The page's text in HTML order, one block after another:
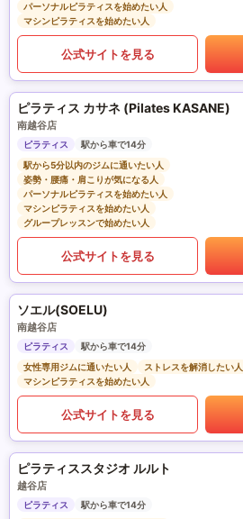
パーソナルピラティスを始めたい人
マシンピラティスを始めたい人
公式サイトを見る
ピラティス カサネ (Pilates KASANE)
南越谷店
ピラティス
駅から車で14分
駅から5分以内のジムに通いたい人
姿勢・腰痛・肩こりが気になる人
パーソナルピラティスを始めたい人
マシンピラティスを始めたい人
グループレッスンで始めたい人
公式サイトを見る
ソエル(SOELU)
南越谷店
ピラティス
駅から車で14分
女性専用ジムに通いたい人
ストレスを解消したい人
マシンピラティスを始めたい人
公式サイトを見る
ピラティススタジオ ルルト
越谷店
ピラティス
駅から車で14分